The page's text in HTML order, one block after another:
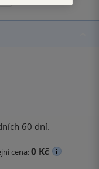
60 dní.
cena:0 Kč